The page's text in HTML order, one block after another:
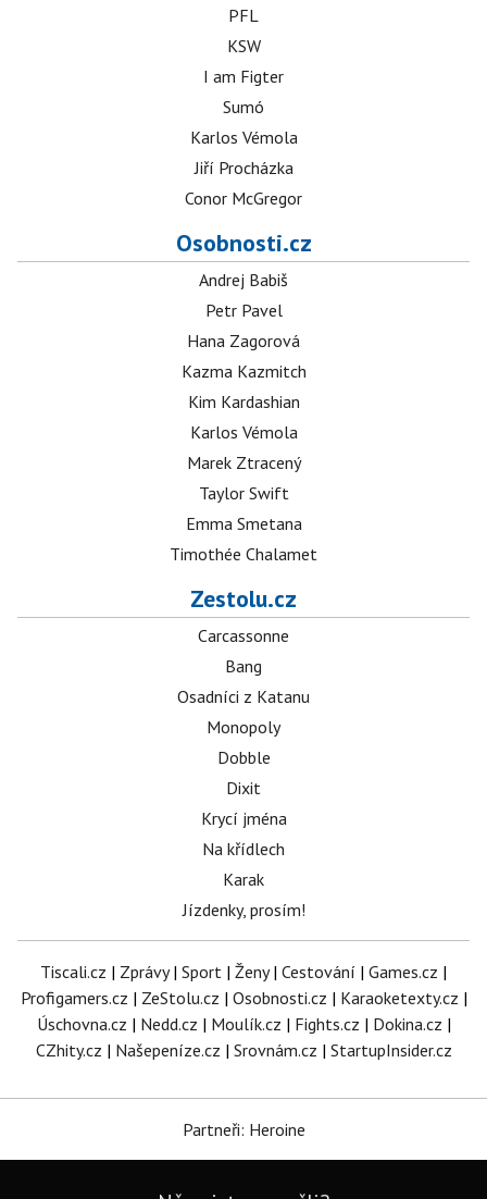
PFL
KSW
I am Figter
Sumó
Karlos Vémola
Jiří Procházka
Conor McGregor
Osobnosti.cz
Andrej Babiš
Petr Pavel
Hana Zagorová
Kazma Kazmitch
Kim Kardashian
Karlos Vémola
Marek Ztracený
Taylor Swift
Emma Smetana
Timothée Chalamet
Zestolu.cz
Carcassonne
Bang
Osadníci z Katanu
Monopoly
Dobble
Dixit
Krycí jména
Na křídlech
Karak
Jízdenky, prosím!
Tiscali.cz | Zprávy| Sport | Ženy| Cestování | Games.cz |
Profigamers.cz | ZeStolu.cz | Osobnosti.cz | Karaoketexty.cz |
Úschovna.cz | Nedd.cz | Moulík.cz | Fights.cz | Dokina.cz |
CZhity.cz | Našepeníze.cz | Srovnám.cz | StartupInsider.cz
Partneři: Heroine